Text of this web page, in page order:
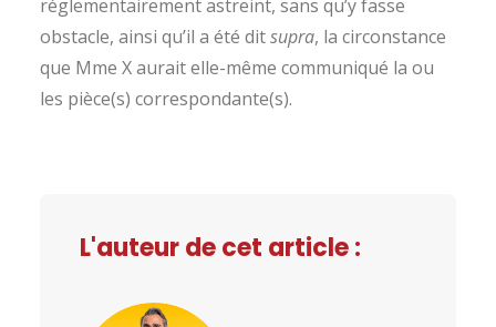
réglementairement astreint, sans qu’y fasse
obstacle, ainsi qu’il a été ditsupra, la circonstance
que Mme X aurait elle-même communiqué la ou
les pièce(s) correspondante(s).
L'auteur de cet article :